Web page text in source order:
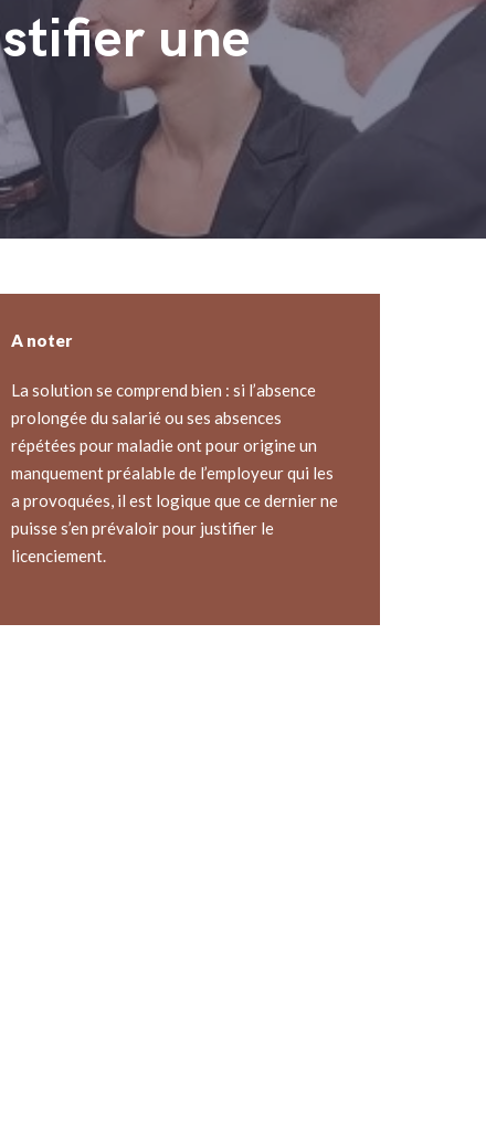
une
A noter
La solution se comprend bien : si l’absence
prolongée du salarié ou ses absences
répétées pour maladie ont pour origine un
manquement préalable de l’employeur qui les
a provoquées, il est logique que ce dernier ne
puisse s’en prévaloir pour justifier le
licenciement.